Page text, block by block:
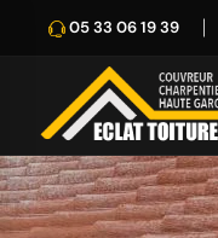
05 33 06 19 39